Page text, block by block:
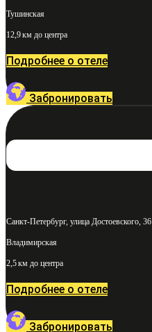
Тушинская
12,9 км до центра
Подробнее о отеле
Забронировать
Санкт-Петербург, улица Достоевского, 36
Владимирская
2,5 км до центра
Подробнее о отеле
Забронировать